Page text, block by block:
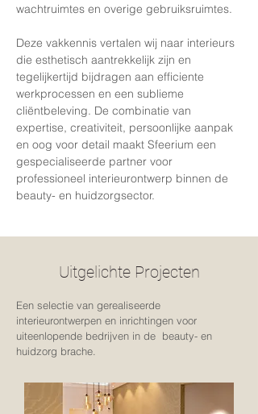
wachtruimtes en overige gebruiksruimtes.
Deze vakkennis vertalen wij naar interieurs
die esthetisch aantrekkelijk zijn en
tegelijkertijd bijdragen aan efficiente
werkprocessen en een sublieme
cliëntbeleving. De combinatie van
expertise, creativiteit, persoonlijke aanpak
en oog voor detail maakt Sfeerium een
gespecialiseerde partner voor
professioneel interieurontwerp binnen de
beauty- en huidzorgsector.
Uitgelichte Projecten
Een selectie van gerealiseerde
interieurontwerpen en inrichtingen voor
uiteenlopende bedrijven in de beauty- en
huidzorg brache.